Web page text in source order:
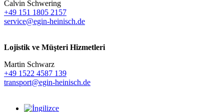
Calvin Schwering
+49 151 1805 2157
service@egin-heinisch.de
Lojistik ve Müşteri Hizmetleri
Martin Schwarz
+49 1522 4587 139
transport@egin-heinisch.de